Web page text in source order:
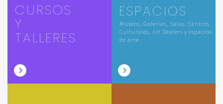
CURSOS
Y
TALLERES
ESPACIOS
Museos, Galerías, Salas, Centros
Culturales, Art Dealers y espacios
de arte